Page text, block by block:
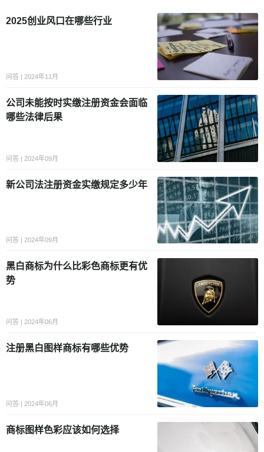
2025创业风口在哪些行业
问答 | 2024年11月
公司未能按时实缴注册资金会面临
哪些法律后果
问答 | 2024年09月
新公司法注册资金实缴规定多少年
问答 | 2024年09月
黑白商标为什么比彩色商标更有优
势
问答 | 2024年06月
注册黑白图样商标有哪些优势
问答 | 2024年06月
商标图样色彩应该如何选择